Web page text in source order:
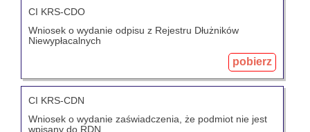
CI KRS-CDO
Wniosek o wydanie odpisu z Rejestru Dłużników
Niewypłacalnych
pobierz
CI KRS-CDN
Wniosek o wydanie zaświadczenia, że podmiot nie jest
wpisany do RDN